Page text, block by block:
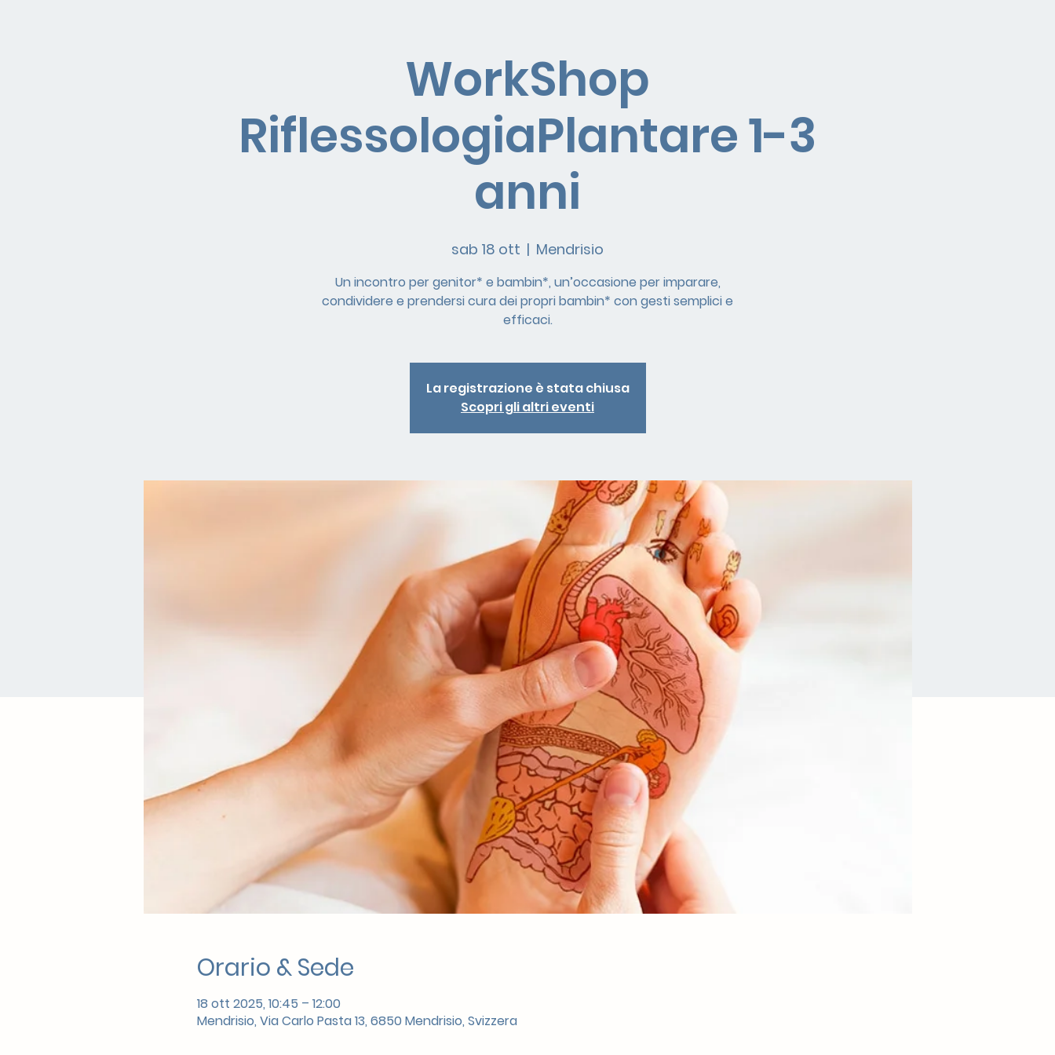
WorkShop
RiflessologiaPlantare 1-3
anni
sab 18 ott
  |
Mendrisio
Un incontro per genitor* e bambin*, un’occasione per imparare,
condividere e prendersi cura dei propri bambin* con gesti semplici e
efficaci.
La registrazione è stata chiusa
Scopri gli altri eventi
Orario & Sede
18 ott 2025, 10:45 – 12:00
Mendrisio, Via Carlo Pasta 13, 6850 Mendrisio, Svizzera